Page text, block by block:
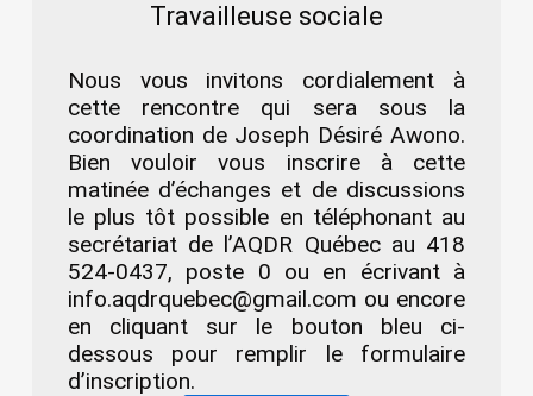
Travailleuse sociale
Nous vous invitons cordialement à
cette rencontre qui sera sous la
coordination de Joseph Désiré Awono.
Bien vouloir vous inscrire à cette
matinée d’échanges et de discussions
le plus tôt possible en téléphonant au
secrétariat de l’AQDR Québec au 418
524-0437, poste 0 ou en écrivant à
info.aqdrquebec@gmail.com ou encore
en cliquant sur le bouton bleu ci-
dessous pour remplir le formulaire
d’inscription.